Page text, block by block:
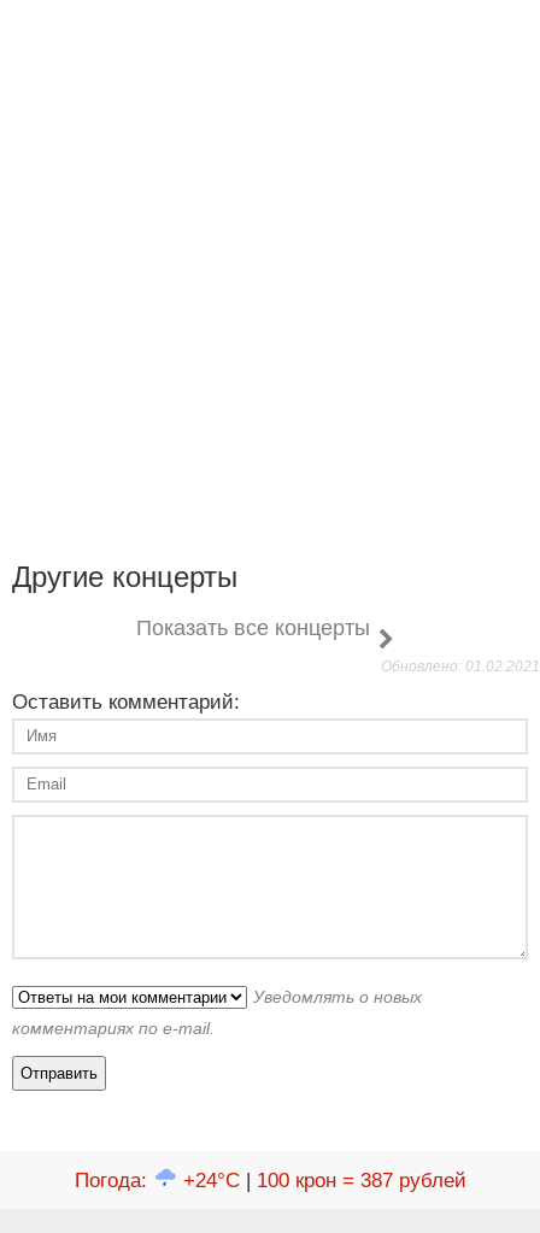
Другие концерты
Показать все концерты
Обновлено: 01.02.2021
Оставить комментарий:
Уведомлять о новых
комментариях по e-mail.
Погода: +24°C| 100 крон = 387 рублей